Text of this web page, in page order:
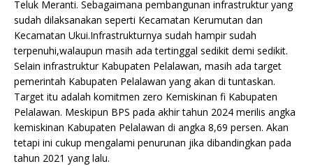
Teluk Meranti. Sebagaimana pembangunan infrastruktur yang
sudah dilaksanakan seperti Kecamatan Kerumutan dan
Kecamatan Ukui.Infrastrukturnya sudah hampir sudah
terpenuhi,walaupun masih ada tertinggal sedikit demi sedikit.
Selain infrastruktur Kabupaten Pelalawan, masih ada target
pemerintah Kabupaten Pelalawan yang akan di tuntaskan.
Target itu adalah komitmen zero Kemiskinan fi Kabupaten
Pelalawan. Meskipun BPS pada akhir tahun 2024 merilis angka
kemiskinan Kabupaten Pelalawan di angka 8,69 persen. Akan
tetapi ini cukup mengalami penurunan jika dibandingkan pada
tahun 2021 yang lalu.